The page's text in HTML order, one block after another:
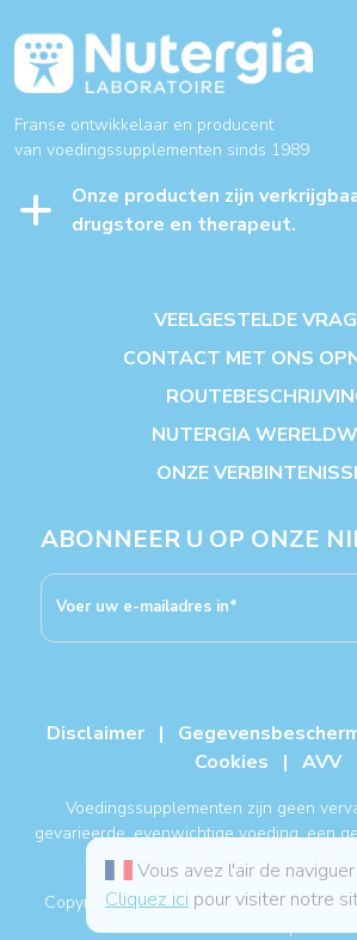
Vous avez l'air de
Cliquez ici pour visiter notre
Franse ontwikkelaar en producent
van voedingssupplementen sinds 1989
Onze producten zijn
drugstore en therapeut.
VEELGESTELDE
CONTACT MET ONS
NUTERGIA
ONZE
ABONNEER U OP ONZE
Disclaimer |
Cookies
| AVV
Voedingssupplementen zijn geen
gevarieerde, evenwichtige voeding, een
en een medische
Copyright NUTERGIA® 2026, alle
Sitemap